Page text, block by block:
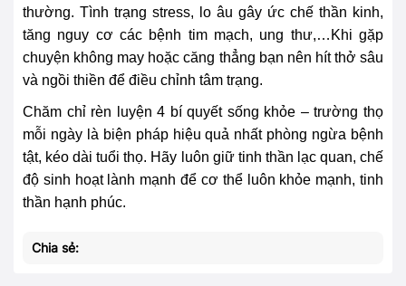
thường. Tình trạng stress, lo âu gây ức chế thần kinh,
tăng nguy cơ các bệnh tim mạch, ung thư,…Khi gặp
chuyện không may hoặc căng thẳng bạn nên hít thở sâu
và ngồi thiền để điều chỉnh tâm trạng.
Chăm chỉ rèn luyện 4 bí quyết sống khỏe – trường thọ
mỗi ngày là biện pháp hiệu quả nhất phòng ngừa bệnh
tật, kéo dài tuổi thọ. Hãy luôn giữ tinh thần lạc quan, chế
độ sinh hoạt lành mạnh để cơ thể luôn khỏe mạnh, tinh
thần hạnh phúc.
Chia sẻ: